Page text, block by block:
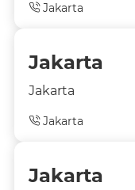
Jakarta
Jakarta
Jakarta
Jakarta
Jakarta